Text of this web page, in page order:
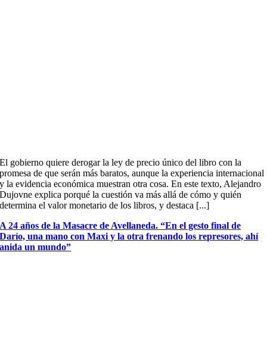
El gobierno quiere derogar la ley de precio único del libro con la
promesa de que serán más baratos, aunque la experiencia internacional
y la evidencia económica muestran otra cosa. En este texto, Alejandro
Dujovne explica porqué la cuestión va más allá de cómo y quién
determina el valor monetario de los libros, y destaca [...]
A 24 años de la Masacre de Avellaneda. “En el gesto final de
Darío, una mano con Maxi y la otra frenando los represores, ahí
anida un mundo”